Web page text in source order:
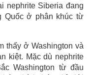
nephrite Siberia đang
Quốc ở phân khúc từ
thấy ở Washington và
kiệt. Mặc dù nephrite
Washington từ đầu